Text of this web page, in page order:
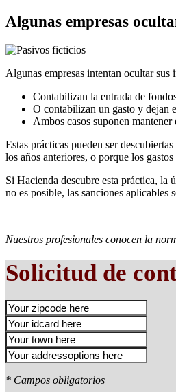
Algunas empresas
Algunas empresas intentan ocultar
Contabilizan la entrada de
O contabilizan un gasto y dejan
Ambos casos suponen
Estas prácticas pueden ser
los años anteriores, o porque los
Si Hacienda descubre esta práctica, la
no es posible, las sanciones aplicables
Nuestros profesionales conocen la
Solicitud de
* Campos obligatorios